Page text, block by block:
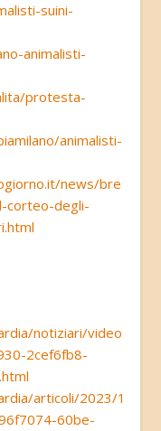
suini-
animalisti-
protesta-
animalisti-
news/breaking-
corteo-degli-
notiziari/video/
2cef6fb8-
articoli/2023/10/
60be-